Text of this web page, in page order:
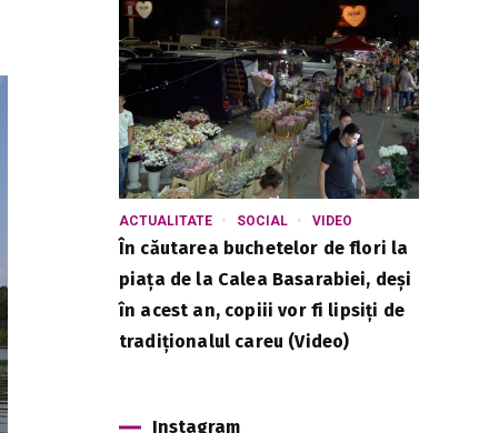
ACTUALITATE SOCIAL VIDEO
În căutarea buchetelor de flori la
piața de la Calea Basarabiei, deși
în acest an, copiii vor fi lipsiți de
tradiționalul careu (Video)
Instagram